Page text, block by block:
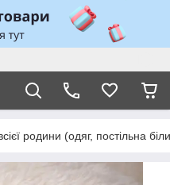
родини (одяг, постільна